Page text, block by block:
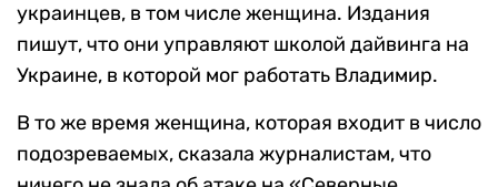
украинцев, в том числе женщина. Издания
пишут, что они управляют школой дайвинга на
Украине, в которой мог работать Владимир.
В то же время женщина, которая входит в число
подозреваемых, сказала журналистам, что